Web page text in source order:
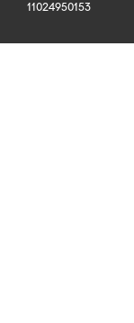
11024950153